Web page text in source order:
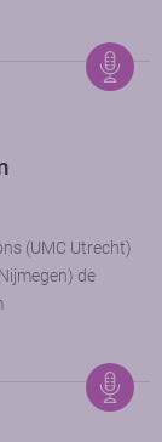
(UMC Utrecht)
de